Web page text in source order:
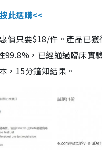
此選購<<
價只要$18/件。產品已
，已經通過臨床實
，15分鐘知結果。